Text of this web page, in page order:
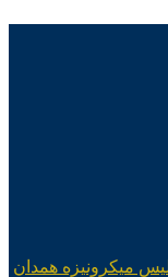
میکرونیزه همدان